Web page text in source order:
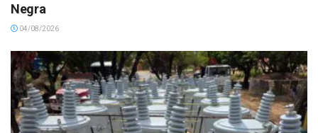
Negra
04/08/2026